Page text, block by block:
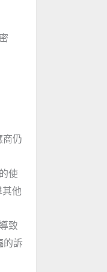
商仍
使
他
致
的訴